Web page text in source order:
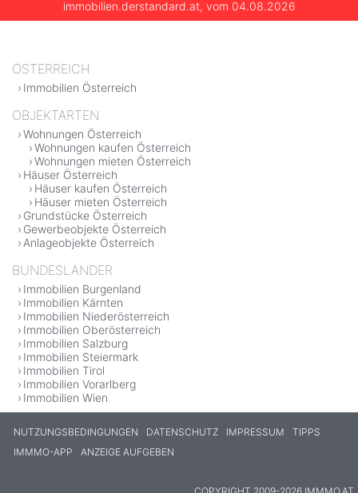
immobilien.derstandard.at, vom 04.08.2026
ÖSTERREICH
Immobilien Österreich
OBJEKTARTEN
Wohnungen Österreich
Wohnungen kaufen Österreich
Wohnungen mieten Österreich
Häuser Österreich
Häuser kaufen Österreich
Häuser mieten Österreich
Grundstücke Österreich
Gewerbeobjekte Österreich
Anlageobjekte Österreich
BUNDESLÄNDER
Immobilien Burgenland
Immobilien Kärnten
Immobilien Niederösterreich
Immobilien Oberösterreich
Immobilien Salzburg
Immobilien Steiermark
Immobilien Tirol
Immobilien Vorarlberg
Immobilien Wien
NUTZUNGSBEDINGUNGEN DATENSCHUTZ IMPRESSUM
TIPPS
IMMMO-APP
ANZEIGE AUFGEBEN